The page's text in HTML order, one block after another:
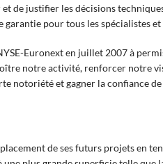
de justifier les décisions
pour tous les spécialistes
Euronext en juillet 2007 à
notre activité, renforcer notre
notoriété et gagner la confiance
de ses futurs projets en